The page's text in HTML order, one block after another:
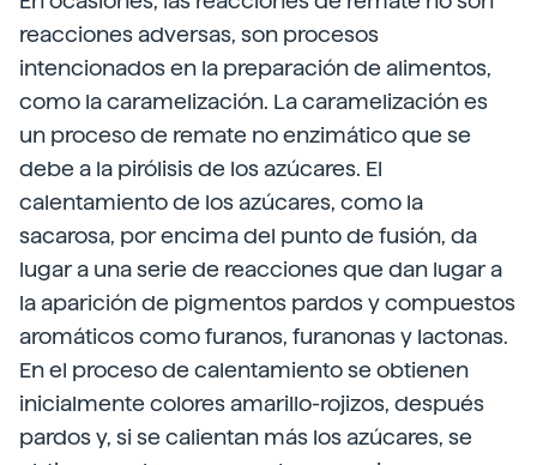
reacciones adversas, son procesos
intencionados en la preparación de alimentos,
como la caramelización. La caramelización es
un proceso de remate no enzimático que se
debe a la pirólisis de los azúcares. El
calentamiento de los azúcares, como la
sacarosa, por encima del punto de fusión, da
lugar a una serie de reacciones que dan lugar a
la aparición de pigmentos pardos y compuestos
aromáticos como furanos, furanonas y lactonas.
En el proceso de calentamiento se obtienen
inicialmente colores amarillo-rojizos, después
pardos y, si se calientan más los azúcares, se